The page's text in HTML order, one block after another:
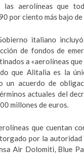
las aerolíneas que
por ciento más bajo
italiano
de fondos de
a «aerolíneas
que Alitalia es la
un acuerdo de
actuales del
millones de euros.
que cuentan
por la autoridad
Air Dolomiti, Blue